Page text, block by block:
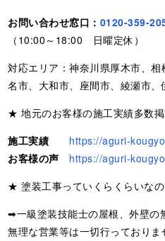
お問い合わせ窓口： 0120-359-
（10:00～18:00 日曜定休）
対応エリア：神奈川県厚木市、
名市、大和市、座間市、綾瀬市、
★ 地元のお客様の施工実績多数掲
施工実績
https://aguri-
お客様の声
https://aguri-
★ 塗装工事っていくらくらいな
➡一級塗装技能士の屋根、外壁の
無理な営業等は一切行っておりま